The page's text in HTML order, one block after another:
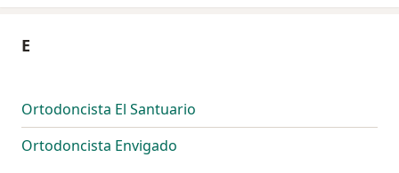
E
Ortodoncista El Santuario
Ortodoncista Envigado